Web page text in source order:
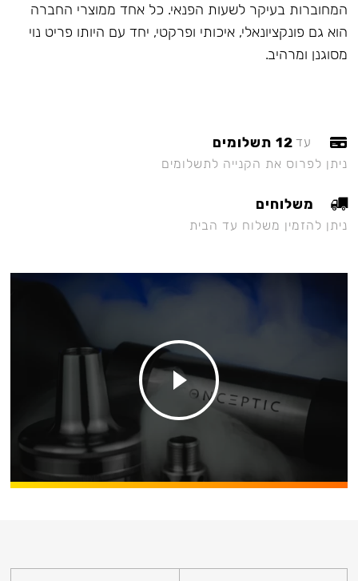
המחוברות בעיקר לשעות הפנאי. כל אחד ממוצרי החברה
הוא גם פונקציונאלי, איכותי ופרקטי, יחד עם היותו פריט נוי
מסוגנן ומרהיב.
עד 12 תשלומים
ניתן לפרוס את הקנייה לתשלומים
משלוחים
ניתן להזמין משלוח עד הבית